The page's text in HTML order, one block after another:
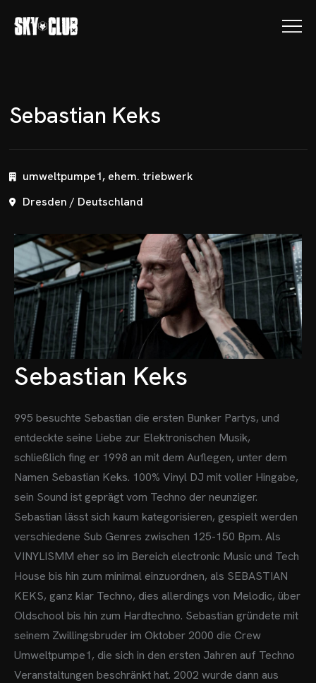
Sebastian Keks
umweltpumpe1, ehem. triebwerk
Dresden / Deutschland
Sebastian Keks
995 besuchte Sebastian die ersten Bunker Partys, und
entdeckte seine Liebe zur Elektronischen Musik,
schließlich fing er 1998 an mit dem Auflegen, unter dem
Namen Sebastian Keks. 100% Vinyl DJ mit voller Hingabe,
sein Sound ist geprägt vom Techno der neunziger.
Sebastian lässt sich kaum kategorisieren, gespielt werden
verschiedene Sub Genres zwischen 125-150 Bpm. Als
VINYLISMM eher so im Bereich electronic Music und Tech
House bis hin zum minimal einzuordnen, als SEBASTIAN
KEKS, ganz klar Techno, dies allerdings von Melodic, über
Oldschool bis hin zum Hardtechno. Sebastian gründete mit
seinem Zwillingsbruder im Oktober 2000 die Crew
Umweltpumpe1, die sich in den ersten Jahren auf Techno
Veranstaltungen beschränkt hat. 2002 wurde dann aus